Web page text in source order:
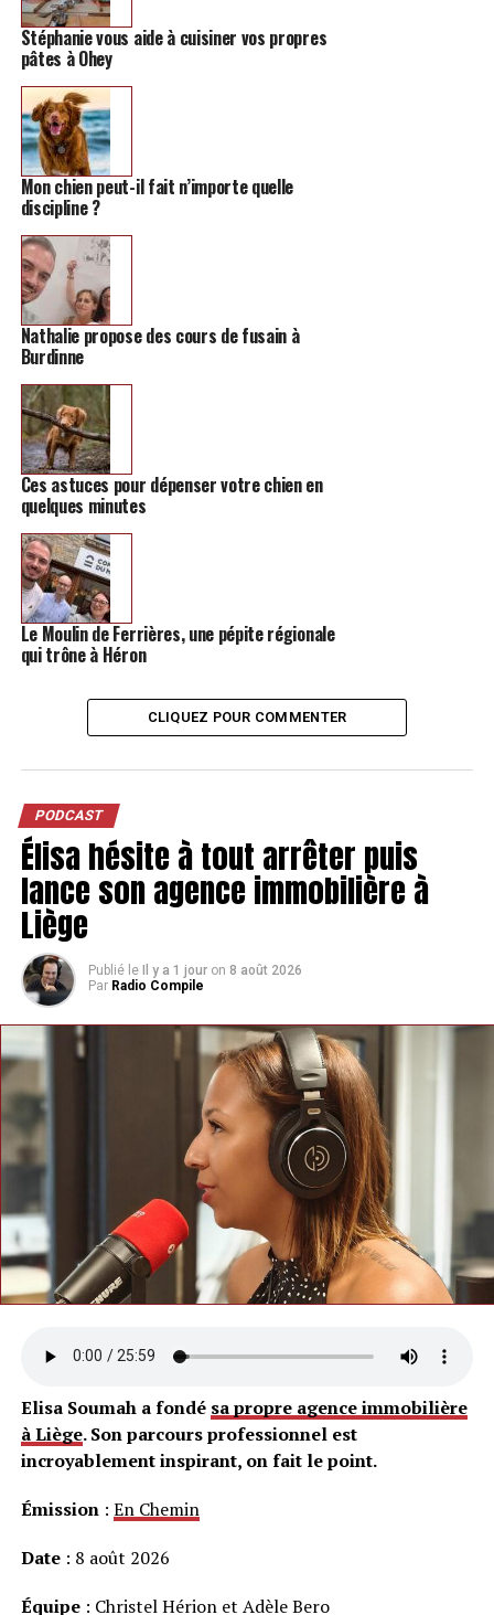
Stéphanie vous aide à cuisiner vos propres
pâtes à Ohey
Mon chien peut-il fait n’importe quelle
discipline ?
Nathalie propose des cours de fusain à
Burdinne
Ces astuces pour dépenser votre chien en
quelques minutes
Le Moulin de Ferrières, une pépite régionale
qui trône à Héron
CLIQUEZ POUR COMMENTER
PODCAST
Élisa hésite à tout arrêter puis
lance son agence immobilière à
Liège
Publié le Il y a 1 jour on 8 août 2026
Par Radio Compile
Elisa Soumah a fondé sa propre agence immobilière
à Liège. Son parcours professionnel est
incroyablement inspirant, on fait le point.
Émission: En Chemin
Date: 8 août 2026
Équipe: Christel Hérion et Adèle Bero